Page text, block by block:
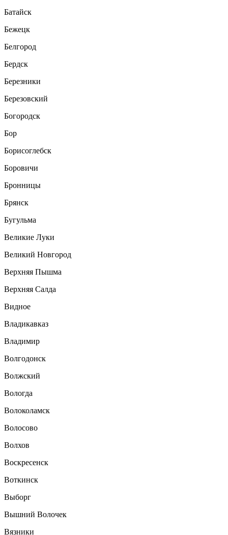
Батайск
Бежецк
Белгород
Бердск
Березники
Березовский
Богородск
Бор
Борисоглебск
Боровичи
Бронницы
Брянск
Бугульма
Великие Луки
Великий Новгород
Верхняя Пышма
Верхняя Салда
Видное
Владикавказ
Владимир
Волгодонск
Волжский
Вологда
Волоколамск
Волосово
Волхов
Воскресенск
Воткинск
Выборг
Вышний Волочек
Вязники